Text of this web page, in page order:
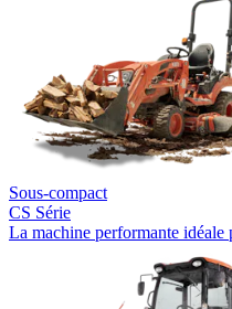
Sous-compact
CS Série
La machine performante idéale